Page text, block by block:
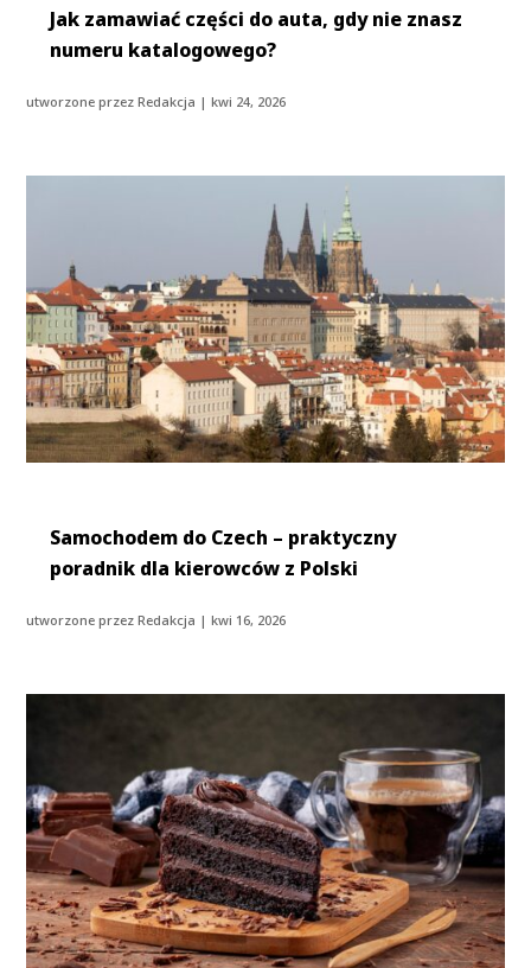
Jak zamawiać części do auta, gdy nie znasz
numeru katalogowego?
utworzone przezRedakcja |kwi 24, 2026
Samochodem do Czech – praktyczny
poradnik dla kierowców z Polski
utworzone przezRedakcja |kwi 16, 2026